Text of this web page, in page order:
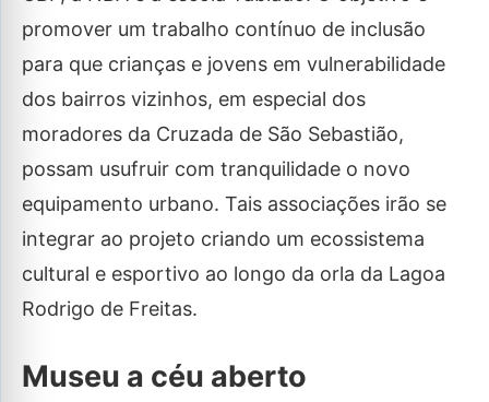
promover um trabalho contínuo de inclusão
para que crianças e jovens em vulnerabilidade
dos bairros vizinhos, em especial dos
moradores da Cruzada de São Sebastião,
possam usufruir com tranquilidade o novo
equipamento urbano. Tais associações irão se
integrar ao projeto criando um ecossistema
cultural e esportivo ao longo da orla da Lagoa
Rodrigo de Freitas.
Museu a céu aberto